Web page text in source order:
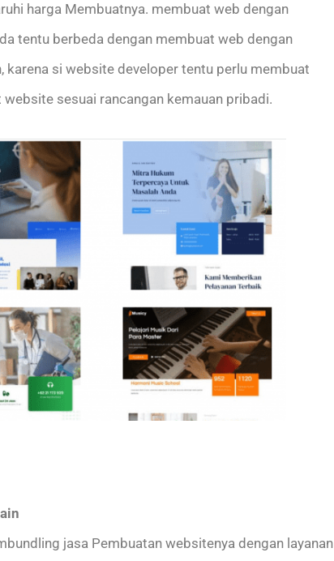
harga Membuatnya. membuat web dengan
tentu berbeda dengan membuat web dengan
si website developer tentu perlu membuat
sesuai rancangan kemauan pribadi.
jasa Pembuatan websitenya dengan layanan